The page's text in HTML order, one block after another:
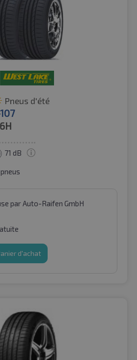
Pneus d'été
71 dB
par Auto-Raifen GmbH
d'achat